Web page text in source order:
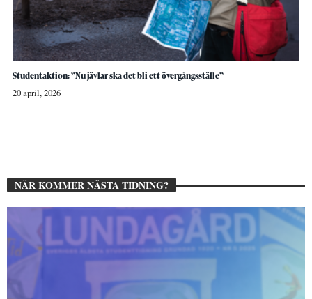
Studentaktion: ”Nu jävlar ska det bli ett övergångsställe”
20 april, 2026
NÄR KOMMER NÄSTA TIDNING?